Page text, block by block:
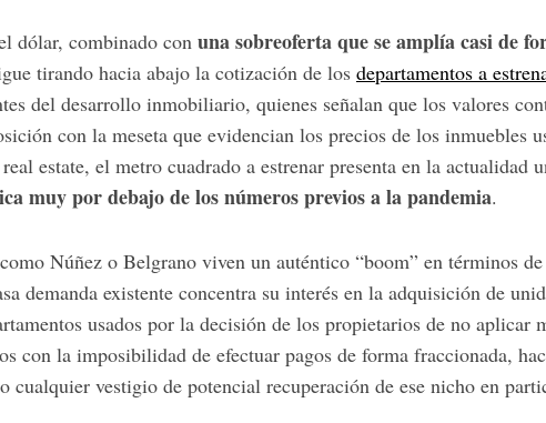
dólar, combinado con una sobreoferta que se amplía casi de
tirando hacia abajo la cotización de los departamentos a
del desarrollo inmobiliario, quienes señalan que los valores
con la meseta que evidencian los precios de los inmuebles
estate, el metro cuadrado a estrenar presenta en la actualidad
muy por debajo de los números previos a la pandemia.
Núñez o Belgrano viven un auténtico “boom” en términos de
demanda existente concentra su interés en la adquisición de
usados por la decisión de los propietarios de no aplicar
con la imposibilidad de efectuar pagos de forma fraccionada,
cualquier vestigio de potencial recuperación de ese nicho en